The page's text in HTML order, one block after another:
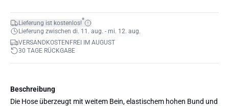
Lieferung ist kostenlos!*
Lieferung zwischen di. 11. aug. - mi. 12. aug.
VERSANDKOSTENFREI IM AUGUST
30 TAGE RÜCKGABE
Beschreibung
Die Hose überzeugt mit weitem Bein, elastischem hohen Bund und